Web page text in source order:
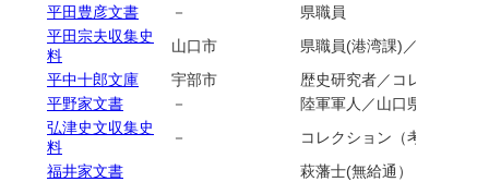
平田豊彦文書 －
県職員
平田宗夫収集史
料
山口市
県職員(港湾課)／コレクシ
平中十郎文庫
宇部市
歴史研究者／コレクション
平野家文書
－
陸軍軍人／山口県警察部
弘津史文収集史
料
－
コレクション（考古学）
福井家文書
萩藩士(無給通）